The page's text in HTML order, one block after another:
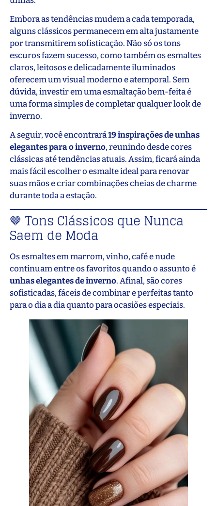
Embora as tendências mudem a cada temporada,
alguns clássicos permanecem em alta justamente
por transmitirem sofisticação. Não só os tons
escuros fazem sucesso, como também os esmaltes
claros, leitosos e delicadamente iluminados
oferecem um visual moderno e atemporal. Sem
dúvida, investir em uma esmaltação bem-feita é
uma forma simples de completar qualquer look de
inverno.
A seguir, você encontrará19 inspirações de unhas
elegantes para o inverno, reunindo desde cores
clássicas até tendências atuais. Assim, ficará ainda
mais fácil escolher o esmalte ideal para renovar
suas mãos e criar combinações cheias de charme
durante toda a estação.
🤎 Tons Clássicos que Nunca
Saem de Moda
Os esmaltes em marrom, vinho, café e nude
continuam entre os favoritos quando o assunto é
unhas elegantes de inverno. Afinal, são cores
sofisticadas, fáceis de combinar e perfeitas tanto
para o dia a dia quanto para ocasiões especiais.